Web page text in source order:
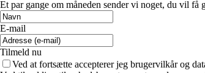
Et par gange om måneden sender vi noget, du vil få
E-mail
Tilmeld nu
Ved at fortsætte accepterer jeg brugervilkår og